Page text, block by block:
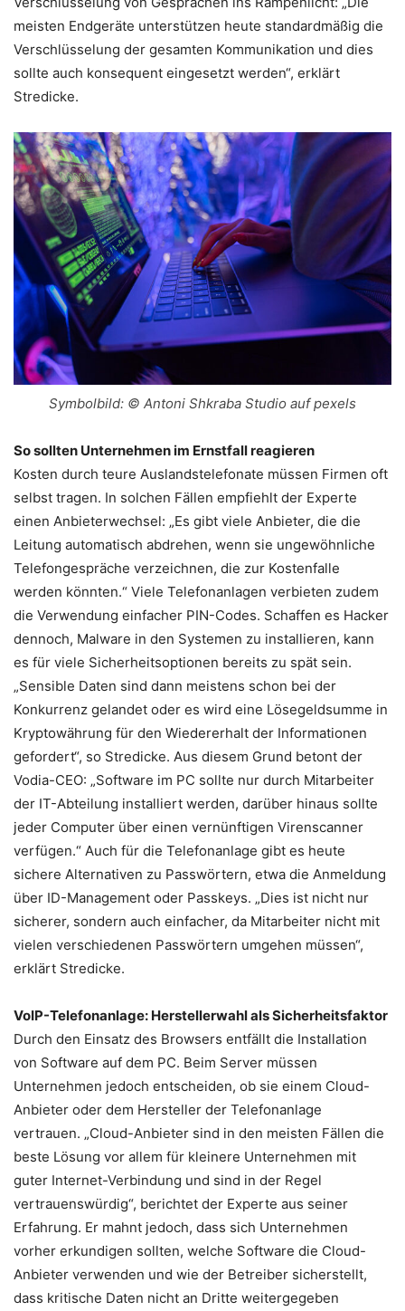
meisten Endgeräte unterstützen heute standardmäßig die
Verschlüsselung der gesamten Kommunikation und dies
sollte auch konsequent eingesetzt werden“, erklärt
Stredicke.
Symbolbild: © Antoni Shkraba Studio auf pexels
So sollten Unternehmen im Ernstfall reagieren
Kosten durch teure Auslandstelefonate müssen Firmen oft
selbst tragen. In solchen Fällen empfiehlt der Experte
einen Anbieterwechsel: „Es gibt viele Anbieter, die die
Leitung automatisch abdrehen, wenn sie ungewöhnliche
Telefongespräche verzeichnen, die zur Kostenfalle
werden könnten.“ Viele Telefonanlagen verbieten zudem
die Verwendung einfacher PIN-Codes. Schaffen es Hacker
dennoch, Malware in den Systemen zu installieren, kann
es für viele Sicherheitsoptionen bereits zu spät sein.
„Sensible Daten sind dann meistens schon bei der
Konkurrenz gelandet oder es wird eine Lösegeldsumme in
Kryptowährung für den Wiedererhalt der Informationen
gefordert“, so Stredicke. Aus diesem Grund betont der
Vodia-CEO: „Software im PC sollte nur durch Mitarbeiter
der IT-Abteilung installiert werden, darüber hinaus sollte
jeder Computer über einen vernünftigen Virenscanner
verfügen.“ Auch für die Telefonanlage gibt es heute
sichere Alternativen zu Passwörtern, etwa die Anmeldung
über ID-Management oder Passkeys. „Dies ist nicht nur
sicherer, sondern auch einfacher, da Mitarbeiter nicht mit
vielen verschiedenen Passwörtern umgehen müssen“,
erklärt Stredicke.
VoIP-Telefonanlage: Herstellerwahl als Sicherheitsfaktor
Durch den Einsatz des Browsers entfällt die Installation
von Software auf dem PC. Beim Server müssen
Unternehmen jedoch entscheiden, ob sie einem Cloud-
Anbieter oder dem Hersteller der Telefonanlage
vertrauen. „Cloud-Anbieter sind in den meisten Fällen die
beste Lösung vor allem für kleinere Unternehmen mit
guter Internet-Verbindung und sind in der Regel
vertrauenswürdig“, berichtet der Experte aus seiner
Erfahrung. Er mahnt jedoch, dass sich Unternehmen
vorher erkundigen sollten, welche Software die Cloud-
Anbieter verwenden und wie der Betreiber sicherstellt,
dass kritische Daten nicht an Dritte weitergegeben